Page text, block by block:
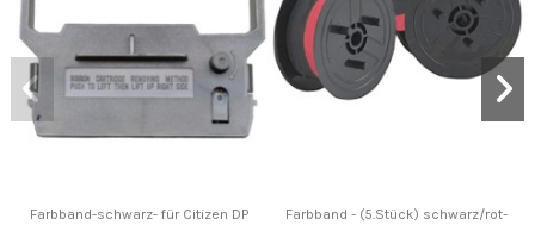
Farbband-schwarz- für Citizen DP
Farbband - (5.Stück) schwarz/rot-